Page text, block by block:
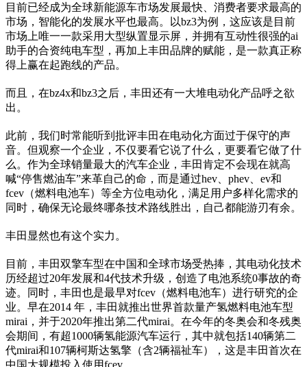
目前已经成为全球新能源车市场发展最快、消费者要求最高的
市场，智能化的发展水平也最高。以bz3为例，这应该是目前
市场上唯一一款采用大型纵置显示屏，并拥有互动性很强的ai
助手的合资纯电车型，再加上丰田品牌的赋能，是一款真正称
得上赢在起跑线的产品。
而且，在bz4x和bz3之后，丰田还有一大堆电动化产品呼之欲
出。
此前，我们时常能听到批评丰田在电动化方面过于保守的声
音。但观察一个企业，不仅要看它说了什么，更要看它做了什
么。作为全球销量最大的汽车企业，丰田肯定不会现在就高
喊“停售燃油车”来革自己的命，而是通过hev、phev、ev和
fcev（燃料电池车）等全方位电动化，满足用户多样化需求的
同时，确保无论最终哪条技术路线胜出，自己都能游刃有余。
丰田显然也有这个实力。
目前，丰田双擎车型在中国和全球市场受热捧，其电动化技术
历经超过20年发展和4代技术升级，创造了电池系统0事故的奇
迹。同时，丰田也是最早对fcev（燃料电池车）进行研究的企
业。早在2014 年，丰田就推出世界首款量产氢燃料电池车型
mirai，并于2020年推出第二代mirai。在今年的冬奥会和冬残奥
会期间，有超1000辆氢能源汽车运行，其中就包括140辆第二
代mirai和107辆柯斯达氢擎（含2辆福祉车），这是丰田首次在